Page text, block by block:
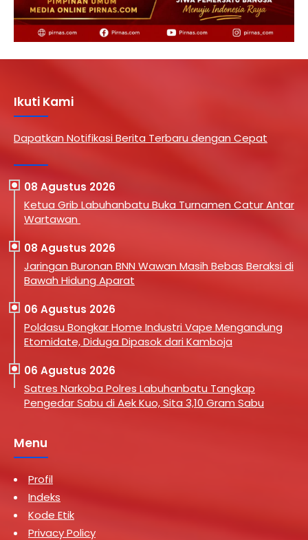
Ikuti Kami
Dapatkan Notifikasi Berita Terbaru dengan Cepat
08 Agustus 2026
Ketua Grib Labuhanbatu Buka Turnamen Catur Antar
Wartawan
08 Agustus 2026
Jaringan Buronan BNN Wawan Masih Bebas Beraksi di
Bawah Hidung Aparat
06 Agustus 2026
Poldasu Bongkar Home Industri Vape Mengandung
Etomidate, Diduga Dipasok dari Kamboja
06 Agustus 2026
Satres Narkoba Polres Labuhanbatu Tangkap
Pengedar Sabu di Aek Kuo, Sita 3,10 Gram Sabu
Menu
Profil
Indeks
Kode Etik
Privacy Policy